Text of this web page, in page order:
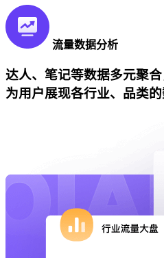
流量数据分析
达人、笔记等数据多元聚
为用户展现各行业、品类的